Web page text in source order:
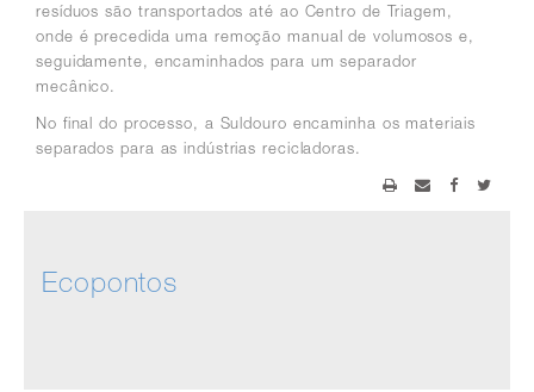
resíduos são transportados até ao Centro de Triagem,
onde é precedida uma remoção manual de volumosos e,
seguidamente, encaminhados para um separador
mecânico.
No final do processo, a Suldouro encaminha os materiais
separados para as indústrias recicladoras.
Ecopontos